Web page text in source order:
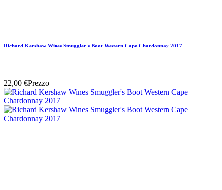
Richard Kershaw Wines Smuggler's Boot Western Cape Chardonnay 2017
22,00 €Prezzo